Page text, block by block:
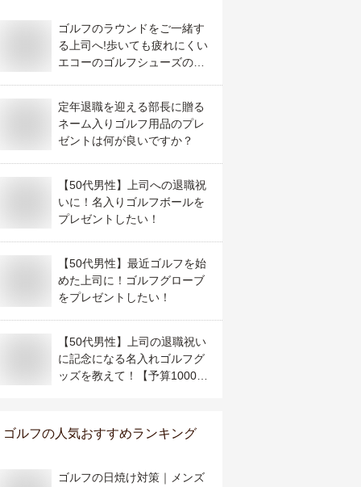
ゴルフのラウンドをご一緒す
る上司へ!歩いても疲れにくい
エコーのゴルフシューズのお
定年退職を迎える部長に贈る
ネーム入りゴルフ用品のプレ
ゼントは何が良いですか？
【50代男性】上司への退職祝
いに！名入りゴルフボールを
プレゼントしたい！
【50代男性】最近ゴルフを始
めた上司に！ゴルフグローブ
をプレゼントしたい！
【50代男性】上司の退職祝い
に記念になる名入れゴルフグ
ッズを教えて！【予算10000
ゴルフの人気おすすめランキング
ゴルフの日焼け対策｜メンズ